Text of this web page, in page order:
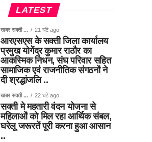
LATEST
खबर सक्ती ... 21 घंटे ago
आरएसएस के सक्ती जिला कार्यालय
प्रमुख योगेंद्र कुमार राठौर का
आकस्मिक निधन, संघ परिवार सहित
सामाजिक एवं राजनीतिक संगठनों ने
दी श्रद्धांजलि ..
खबर सक्ती ... 22 घंटे ago
सक्ती मे महतारी वंदन योजना से
महिलाओं को मिल रहा आर्थिक संबल,
घरेलू जरूरतें पूरी करना हुआ आसान
..